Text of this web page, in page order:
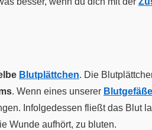
Blutplättchen. Die
. Wenn eines unserer Blutgefäße
Infolgedessen fließt das Blut
Wunde aufhört, zu bluten.